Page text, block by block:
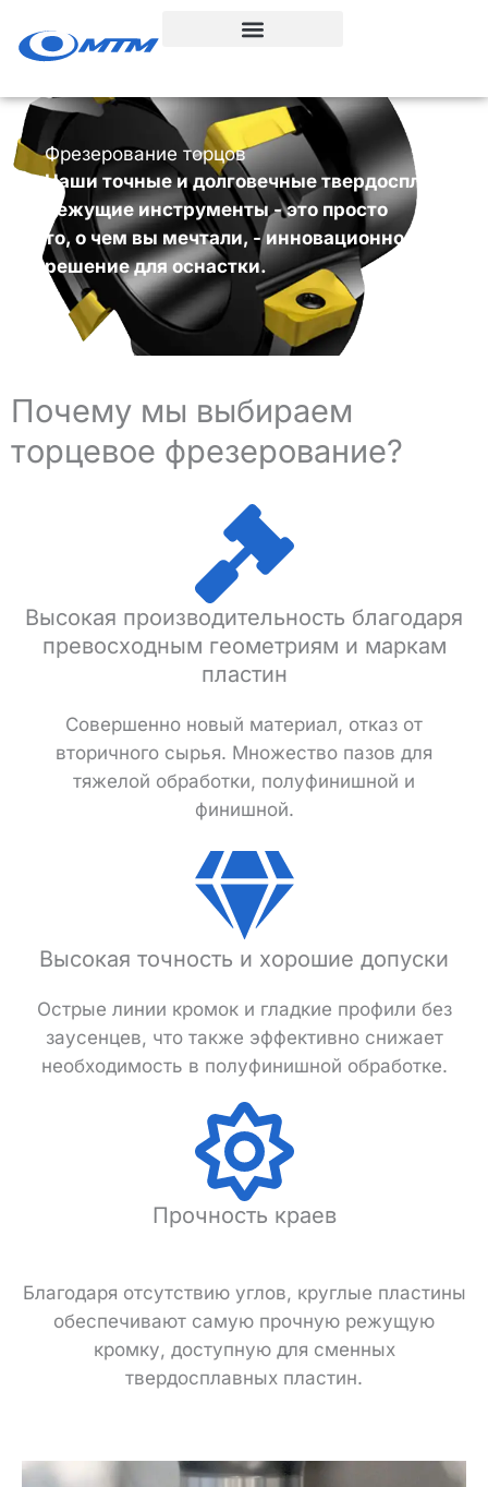
Фрезерование торцов
Наши точные и долговечные твердосплавные
режущие инструменты - это просто
то, о чем вы мечтали, - инновационное
решение для оснастки.
Почему мы выбираем
торцевое фрезерование?
Высокая производительность благодаря
превосходным геометриям и маркам
пластин
Совершенно новый материал, отказ от
вторичного сырья. Множество пазов для
тяжелой обработки, полуфинишной и
финишной.
Высокая точность и хорошие допуски
Острые линии кромок и гладкие профили без
заусенцев, что также эффективно снижает
необходимость в полуфинишной обработке.
Прочность краев
Благодаря отсутствию углов, круглые пластины
обеспечивают самую прочную режущую
кромку, доступную для сменных
твердосплавных пластин.